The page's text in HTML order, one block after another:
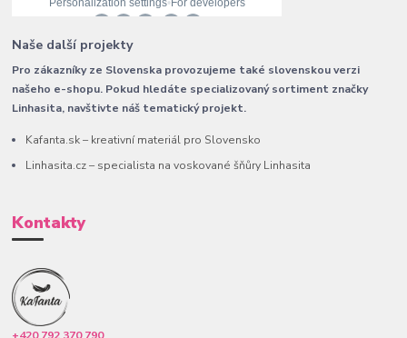
Naše další projekty
Pro zákazníky ze Slovenska provozujeme také slovenskou verzi
našeho e-shopu. Pokud hledáte specializovaný sortiment značky
Linhasita, navštivte náš tematický projekt.
Kafanta.sk – kreativní materiál pro Slovensko
Linhasita.cz – specialista na voskované šňůry Linhasita
Kontakty